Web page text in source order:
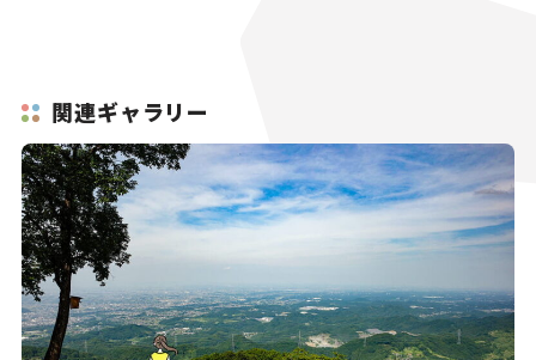
関連ギャラリー